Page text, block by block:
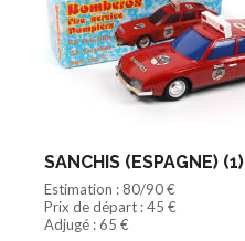
SANCHIS (ESPAGNE) (1)
Estimation : 80/90 €
Prix de départ : 45 €
Adjugé : 65 €